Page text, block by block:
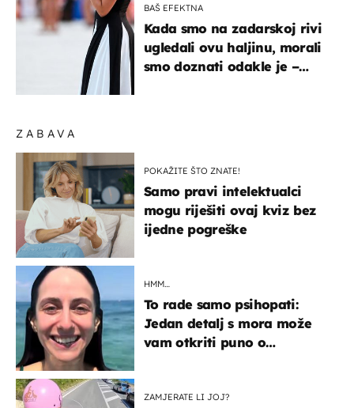
ZABAVA
POKAŽITE ŠTO ZNATE!
Samo pravi intelektualci
mogu riješiti ovaj kviz bez
ijedne pogreške
HMM…
To rade samo psihopati:
Jedan detalj s mora može
vam otkriti puno o
ZAMJERATE LI JOJ?
BAŠ EFEKTNA
Kada smo na zadarskoj rivi
ugledali ovu haljinu, morali
smo doznati odakle je –